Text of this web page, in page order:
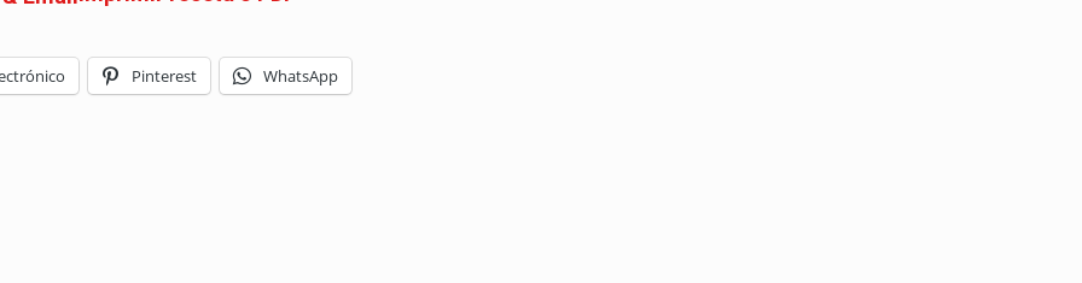
Pinterest WhatsApp